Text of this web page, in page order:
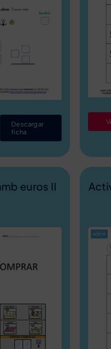
Descargar
ficha
euros II